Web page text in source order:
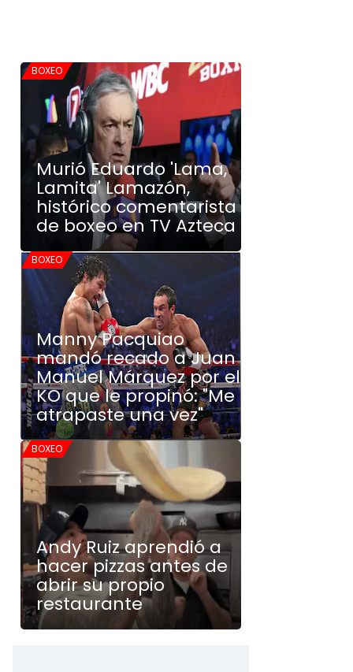
BOXEO
Murió Eduardo 'Lama,
Lamita' Lamazón,
histórico comentarista
de boxeo en TV Azteca
BOXEO
Manny Pacquiao
mandó recado a Juan
Manuel Márquez por el
KO que le propinó: "Me
atrapaste una vez"
BOXEO
Andy Ruiz aprendió a
hacer pizzas antes de
abrir su propio
restaurante